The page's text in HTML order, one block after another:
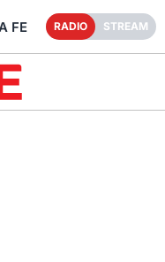
FE RADIO STREAM